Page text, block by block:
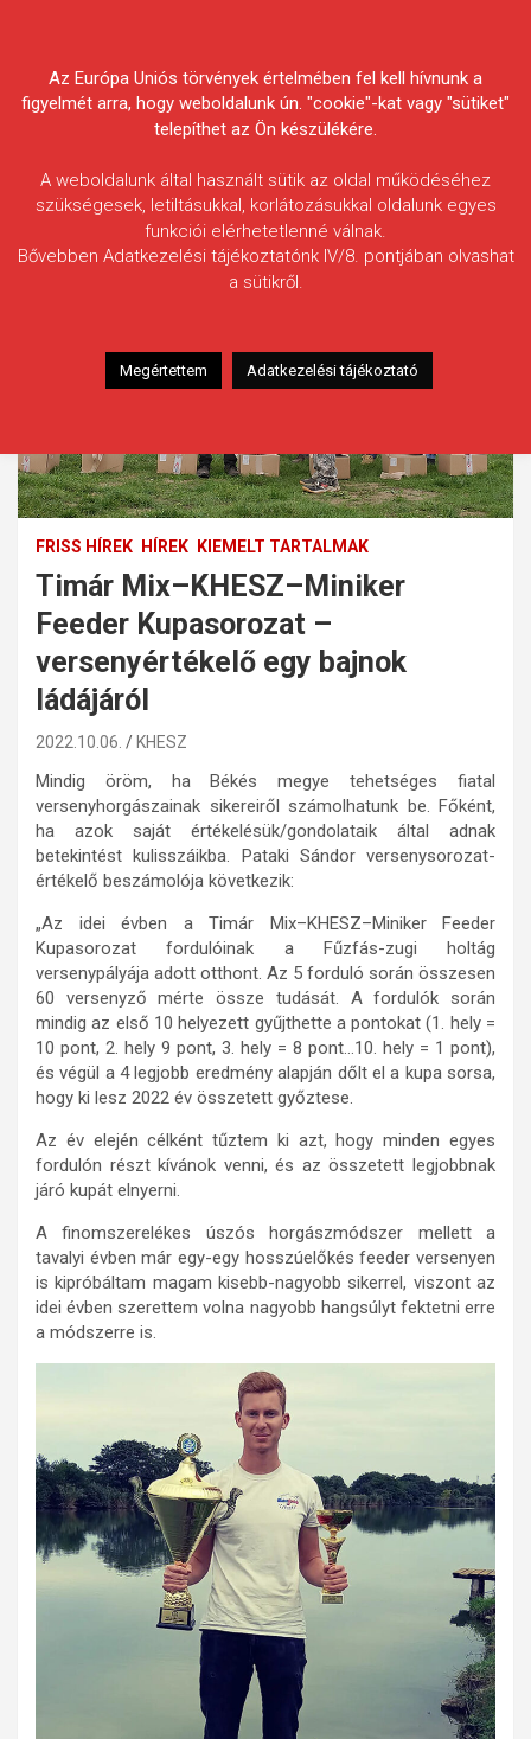
Egyesületek Szövetsége
FRISS HÍREK HÍREK KIEMELT TARTALMAK
Timár Mix–KHESZ–Miniker
Feeder Kupasorozat –
versenyértékelő egy bajnok
ládájáról
2022.10.06. KHESZ
Mindig öröm, ha Békés megye tehetséges fiatal
versenyhorgászainak sikereiről számolhatunk be. Főként,
ha azok saját értékelésük/gondolataik által adnak
betekintést kulisszáikba. Pataki Sándor versenysorozat-
értékelő beszámolója következik:
„Az idei évben a Timár Mix–KHESZ–Miniker Feeder
Kupasorozat fordulóinak a Fűzfás-zugi holtág
versenypályája adott otthont. Az 5 forduló során összesen
60 versenyző mérte össze tudását. A fordulók során
mindig az első 10 helyezett gyűjthette a pontokat (1. hely =
10 pont, 2. hely 9 pont, 3. hely = 8 pont…10. hely = 1 pont),
és végül a 4 legjobb eredmény alapján dőlt el a kupa sorsa,
hogy ki lesz 2022 év összetett győztese.
Az év elején célként tűztem ki azt, hogy minden egyes
fordulón részt kívánok venni, és az összetett legjobbnak
járó kupát elnyerni.
A finomszerelékes úszós horgászmódszer mellett a
tavalyi évben már egy-egy hosszúelőkés feeder versenyen
is kipróbáltam magam kisebb-nagyobb sikerrel, viszont az
idei évben szerettem volna nagyobb hangsúlyt fektetni erre
a módszerre is.
Az Európa Uniós törvények értelmében fel kell hívnunk a
figyelmét arra, hogy weboldalunk ún. "cookie"-kat vagy "sütiket"
telepíthet az Ön készülékére.
A weboldalunk által használt sütik az oldal működéséhez
szükségesek, letiltásukkal, korlátozásukkal oldalunk egyes
funkciói elérhetetlenné válnak.
Bővebben Adatkezelési tájékoztatónk IV/8. pontjában olvashat
a sütikről.
Megértettem Adatkezelési tájékoztató